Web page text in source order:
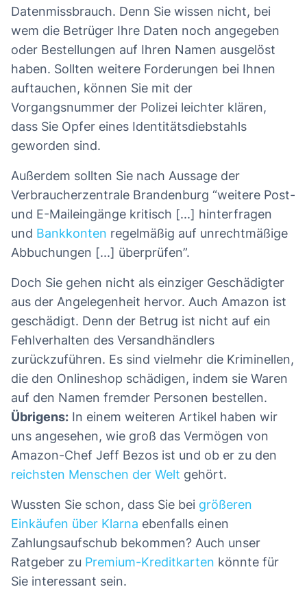
Datenmissbrauch. Denn Sie wissen nicht, bei
wem die Betrüger Ihre Daten noch angegeben
oder Bestellungen auf Ihren Namen ausgelöst
haben. Sollten weitere Forderungen bei Ihnen
auftauchen, können Sie mit der
Vorgangsnummer der Polizei leichter klären,
dass Sie Opfer eines Identitätsdiebstahls
geworden sind.
Außerdem sollten Sie nach Aussage der
Verbraucherzentrale Brandenburg “weitere Post-
und E-Maileingänge kritisch [...] hinterfragen
und Bankkonten regelmäßig auf unrechtmäßige
Abbuchungen [...] überprüfen”.
Doch Sie gehen nicht als einziger Geschädigter
aus der Angelegenheit hervor. Auch Amazon ist
geschädigt. Denn der Betrug ist nicht auf ein
Fehlverhalten des Versandhändlers
zurückzuführen. Es sind vielmehr die Kriminellen,
die den Onlineshop schädigen, indem sie Waren
auf den Namen fremder Personen bestellen.
Übrigens: In einem weiteren Artikel haben wir
uns angesehen, wie groß das Vermögen von
Amazon-Chef Jeff Bezos ist und ob er zu den
reichsten Menschen der Welt gehört.
Wussten Sie schon, dass Sie bei größeren
Einkäufen über Klarna ebenfalls einen
Zahlungsaufschub bekommen? Auch unser
Ratgeber zu Premium-Kreditkarten könnte für
Sie interessant sein.